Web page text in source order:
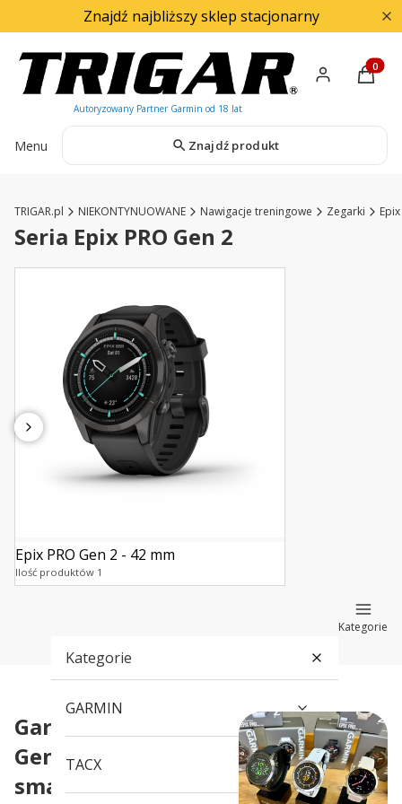
Znajdź najbliższy sklep stacjonarny
Menu Znajdź produkt
TRIGAR.pl NIEKONTYNUOWANE Nawigacje treningowe Zegarki Epix
Seria Epix PRO Gen 2
Epix PRO Gen 2 - 42 mm
Ilość produktów 1
Kategorie
Kategorie
GARMIN
TACX
Garmin Epix PRO
Gen 2 -
smartwatch z